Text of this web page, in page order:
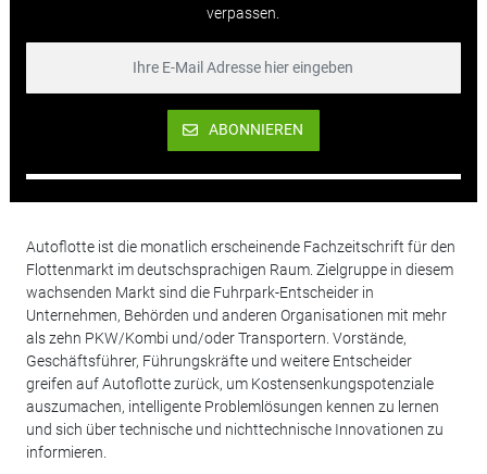
verpassen.
ABONNIEREN
Autoflotte ist die monatlich erscheinende Fachzeitschrift für den
Flottenmarkt im deutschsprachigen Raum. Zielgruppe in diesem
wachsenden Markt sind die Fuhrpark-Entscheider in
Unternehmen, Behörden und anderen Organisationen mit mehr
als zehn PKW/Kombi und/oder Transportern. Vorstände,
Geschäftsführer, Führungskräfte und weitere Entscheider
greifen auf Autoflotte zurück, um Kostensenkungspotenziale
auszumachen, intelligente Problemlösungen kennen zu lernen
und sich über technische und nichttechnische Innovationen zu
informieren.